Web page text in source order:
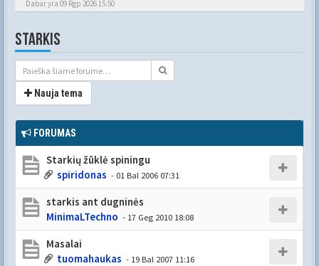
Dabar yra 09 Rgp 2026 15:50
STARKIS
Nauja tema
FORUMAS
Starkių žūklė spiningu
spiridonas - 01 Bal 2006 07:31
starkis ant dugninės
MinimaLTechno - 17 Geg 2010 18:08
Masalai
tuomahaukas - 19 Bal 2007 11:16